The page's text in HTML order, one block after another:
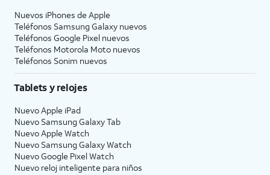
Nuevos iPhones de Apple
Teléfonos Samsung Galaxy nuevos
Teléfonos Google Pixel nuevos
Teléfonos Motorola Moto nuevos
Teléfonos Sonim nuevos
Tablets y relojes
Nuevo Apple iPad
Nuevo Samsung Galaxy Tab
Nuevo Apple Watch
Nuevo Samsung Galaxy Watch
Nuevo Google Pixel Watch
Nuevo reloj inteligente para niños